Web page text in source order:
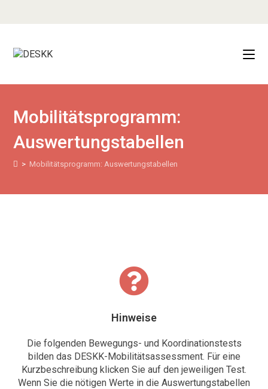
Mobilitätsprogramm:
Auswertungstabellen
> Mobilitätsprogramm: Auswertungstabellen
Hinweise
Die folgenden Bewegungs- und Koordinationstests
bilden das DESKK-Mobilitätsassessment. Für eine
Kurzbeschreibung klicken Sie auf den jeweiligen Test.
Wenn Sie die nötigen Werte in die Auswertungstabellen